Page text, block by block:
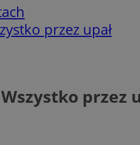
przez upał
przez